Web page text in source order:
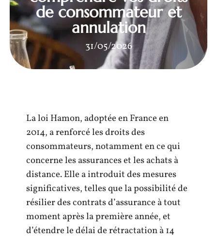
de consommateur et
annulation
31/05/2026
La loi Hamon, adoptée en France en
2014, a renforcé les droits des
consommateurs, notamment en ce qui
concerne les assurances et les achats à
distance. Elle a introduit des mesures
significatives, telles que la possibilité de
résilier des contrats d’assurance à tout
moment après la première année, et
d’étendre le délai de rétractation à 14